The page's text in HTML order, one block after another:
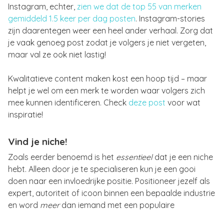
Instagram, echter, zien we dat de top 55 van merken
gemiddeld 1.5 keer per dag posten. Instagram-stories
zijn daarentegen weer een heel ander verhaal. Zorg dat
je vaak genoeg post zodat je volgers je niet vergeten,
maar val ze ook niet lastig!
Kwalitatieve content maken kost een hoop tijd – maar
helpt je wel om een merk te worden waar volgers zich
mee kunnen identificeren. Check deze post voor wat
inspiratie!
Vind je niche!
Zoals eerder benoemd is het essentieeldat je een niche
hebt. Alleen door je te specialiseren kun je een gooi
doen naar een invloedrijke positie. Positioneer jezelf als
expert, autoriteit of icoon binnen een bepaalde industrie
en word meerdan iemand met een populaire